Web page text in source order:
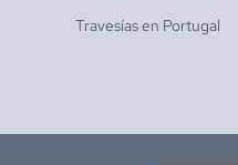
Travesías en Portugal